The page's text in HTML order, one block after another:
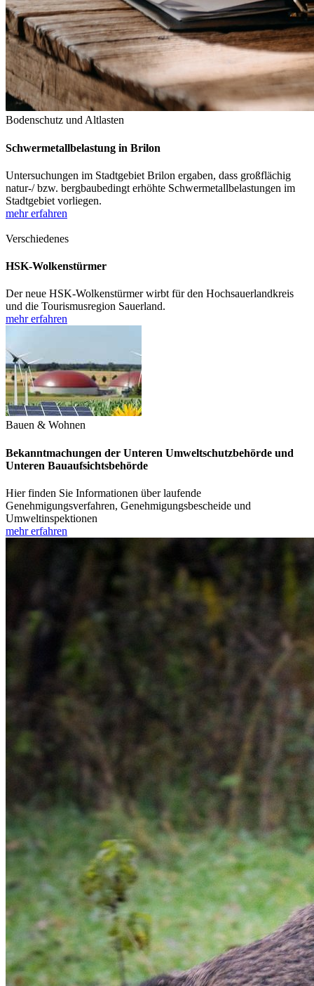
Bodenschutz und Altlasten
Schwermetallbelastung in Brilon
Untersuchungen im Stadtgebiet Brilon ergaben, dass großflächig
natur-/ bzw. bergbaubedingt erhöhte Schwermetallbelastungen im
Stadtgebiet vorliegen.
mehr erfahren
Verschiedenes
HSK-Wolkenstürmer
Der neue HSK-Wolkenstürmer wirbt für den Hochsauerlandkreis
und die Tourismusregion Sauerland.
mehr erfahren
Bauen & Wohnen
Bekanntmachungen der Unteren Umweltschutzbehörde und
Unteren Bauaufsichtsbehörde
Hier finden Sie Informationen über laufende
Genehmigungsverfahren, Genehmigungsbescheide und
Umweltinspektionen
mehr erfahren